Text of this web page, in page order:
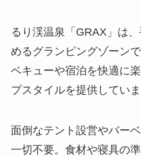
るり渓温泉「GRAX」は
めるグランピングゾーン
ベキューや宿泊を快適に
プスタイルを提供していま
面倒なテント設営やバー
一切不要。食材や寝具の